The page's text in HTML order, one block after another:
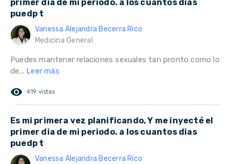
primer dia de mi periodo. a los cuantos dias
puedp t
Vanessa Alejandra Becerra Rico
Medicina General
Puedes mantener relaciones sexuales tan pronto como lo
de... Leer más
remove_red_eye 419 vistas
Es mi primera vez planificando, Y me inyecté el
primer dia de mi periodo. a los cuantos dias
puedp t
Vanessa Alejandra Becerra Rico